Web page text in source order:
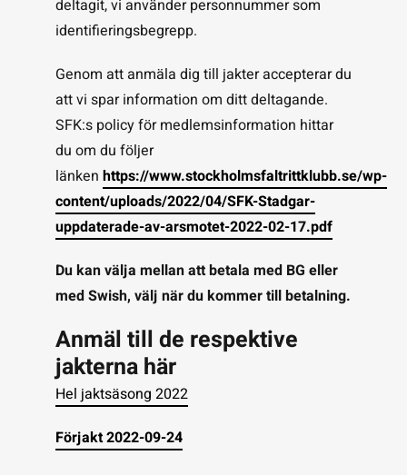
deltagit, vi använder personnummer som
identifieringsbegrepp.
Genom att anmäla dig till jakter accepterar du
att vi spar information om ditt deltagande.
SFK:s policy för medlemsinformation hittar
du om du följer
länken https://www.stockholmsfaltrittklubb.se/wp-
content/uploads/2022/04/SFK-Stadgar-
uppdaterade-av-arsmotet-2022-02-17.pdf
Du kan välja mellan att betala med BG eller
med Swish, välj när du kommer till betalning.
Anmäl till de respektive
jakterna här
Hel jaktsäsong 2022
Förjakt 2022-09-24